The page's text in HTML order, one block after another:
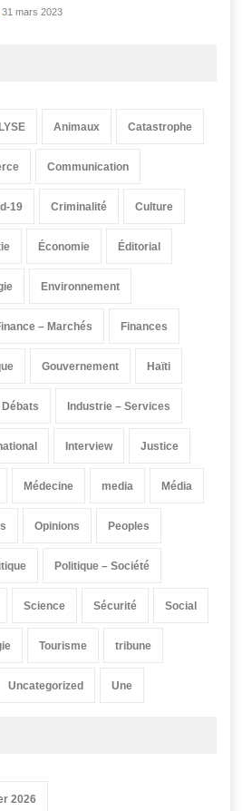
31 mars 2023
Animaux Catastrophe
Communication
19 Criminalité Culture
Économie Éditorial
Environnement
– Marchés Finances
Gouvernement Haïti
Industrie – Services
Interview Justice
Médecine media Média
Opinions Peoples
Politique – Société
Science Sécurité Social
Tourisme tribune
Uncategorized Une
2026